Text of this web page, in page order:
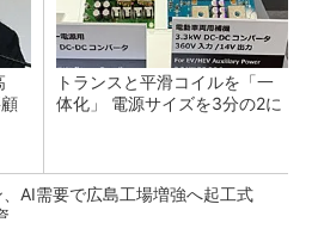
トランスと平滑コイルを「一
体化」 電源サイズを3分の2に
、AI需要で広島工場増強へ起工式